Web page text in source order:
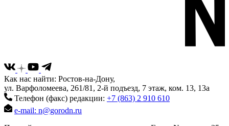
Как нас найти: Ростов-на-Дону,
ул. Варфоломеева, 261/81, 2-й подъезд, 7 этаж, ком. 13, 13а
Телефон (факс) редакции: +7 (863) 2 910 610
e-mail: n@gorodn.ru